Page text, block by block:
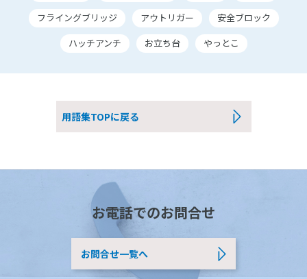
フライングブリッジ
アウトリガー
安全ブロック
ハッチアンチ
お立ち台 やっとこ
用語集TOPに戻る
お電話でのお問合せ
お問合せ一覧へ